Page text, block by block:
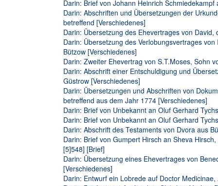
Darin: Brief von Johann Heinrich
Darin: Abschriften und Übersetzungen der
betreffend [Verschiedenes]
Darin: Übersetzung des Ehevertrages von
Darin: Übersetzung des Verlobungsvertrages
Bützow [Verschiedenes]
Darin: Zweiter Ehevertrag von S.T.Moses, Sohn
Darin: Abschrift einer Entschuldigung und
Güstrow [Verschiedenes]
Darin: Übersetzungen und Abschriften von
betreffend aus dem Jahr 1774 [Verschiedenes]
Darin: Brief von Unbekannt an Oluf Gerhard
Darin: Brief von Unbekannt an Oluf Gerhard
Darin: Abschrift des Testaments von Dvora aus
Darin: Brief von Gumpert Hirsch an Sheva
[5]548] [Brief]
Darin: Übersetzung eines Ehevertrages von
[Verschiedenes]
Darin: Entwurf ein Lobrede auf Doctor